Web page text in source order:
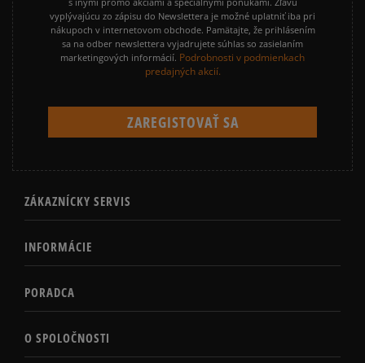
vyplývajúcu zo zápisu do Newslettera je možné uplatniť iba pri
nákupoch v internetovom obchode. Pamätajte, že prihlásením
sa na odber newslettera vyjadrujete súhlas so zasielaním
marketingových informácií. Podrobnosti v podmienkach
predajných akcií.
ZÁKAZNÍCKY SERVIS
INFORMÁCIE
PORADCA
O SPOLOČNOSTI